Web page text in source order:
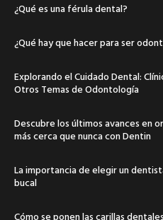
¿Qué es una férula dental?
¿Qué hay que hacer para ser
Explorando el Cuidado Dental:
Otros Temas de Odontología
Descubre los últimos avances en
más cerca que nunca con Dentin
La importancia de elegir un
bucal
Cómo se ponen las carillas dentales